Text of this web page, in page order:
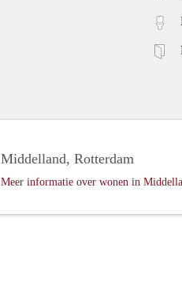
Middelland, Rotterdam
Meer informatie over wonen in